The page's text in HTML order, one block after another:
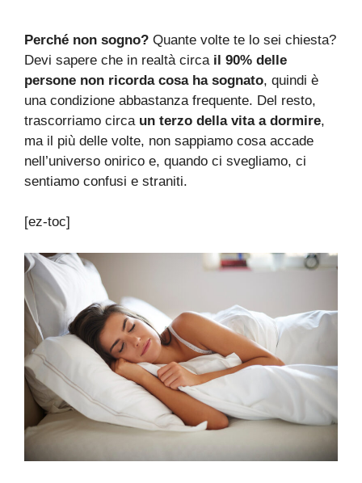
Perché non sogno? Quante volte te lo sei chiesta?
Devi sapere che in realtà circa il 90% delle
persone non ricorda cosa ha sognato, quindi è
una condizione abbastanza frequente. Del resto,
trascorriamo circa un terzo della vita a dormire,
ma il più delle volte, non sappiamo cosa accade
nell’universo onirico e, quando ci svegliamo, ci
sentiamo confusi e straniti.
[ez-toc]